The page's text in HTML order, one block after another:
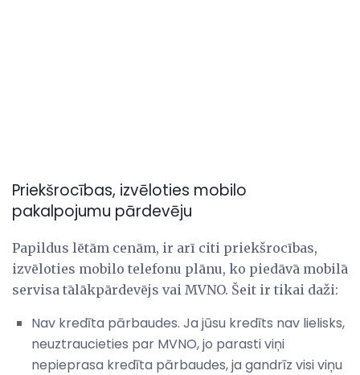
Priekšrocības, izvēloties mobilo
pakalpojumu pārdevēju
Papildus lētām cenām, ir arī citi priekšrocības,
izvēloties mobilo telefonu plānu, ko piedāvā mobilā
servisa tālākpārdevējs vai MVNO. Šeit ir tikai daži:
Nav kredīta pārbaudes. Ja jūsu kredīts nav lielisks,
neuztraucieties par MVNO, jo parasti viņi
nepieprasa kredīta pārbaudes, ja gandrīz visi viņu